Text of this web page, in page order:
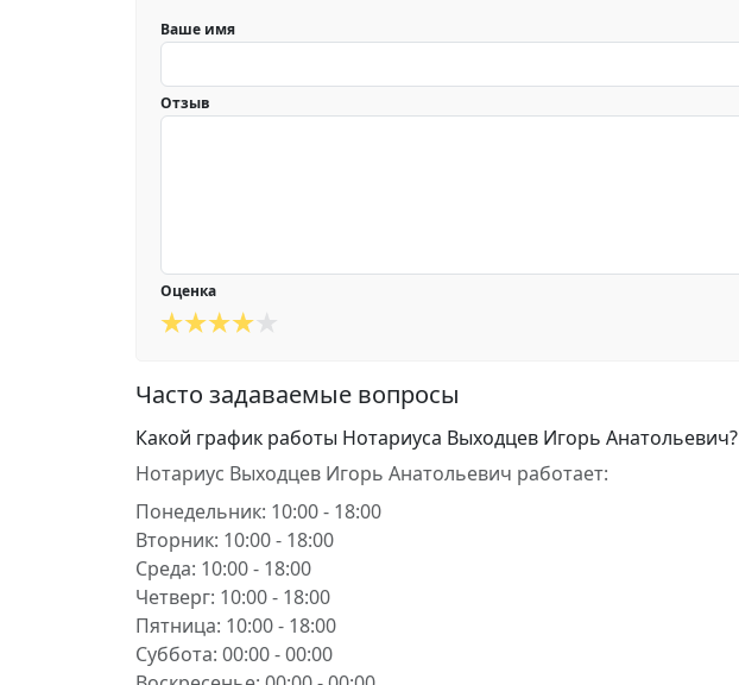
Ваше имя
Отзыв
Оценка
Часто задаваемые вопросы
Какой график работы Нотариуса Выходцев Игорь Анатольевич?
Нотариус Выходцев Игорь Анатольевич работает:
Понедельник: 10:00 - 18:00
Вторник: 10:00 - 18:00
Среда: 10:00 - 18:00
Четверг: 10:00 - 18:00
Пятница: 10:00 - 18:00
Суббота: 00:00 - 00:00